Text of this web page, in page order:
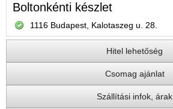
Boltonkénti készlet
1116 Budapest, Kalotaszeg u. 28.
Hitel lehetőség
Csomag ajánlat
Szállítási infok, árak